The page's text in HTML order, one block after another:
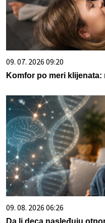
09. 07. 2026 09:20
Komfor po meri
09. 08. 2026 06:26